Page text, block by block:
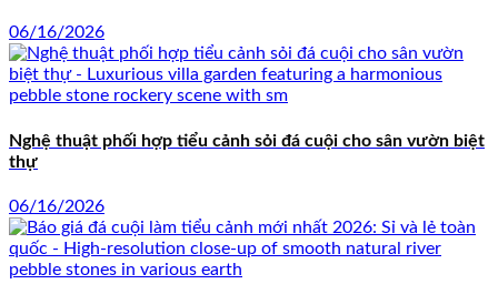
06/16/2026
Nghệ thuật phối hợp tiểu cảnh sỏi đá cuội cho sân vườn biệt
thự
06/16/2026